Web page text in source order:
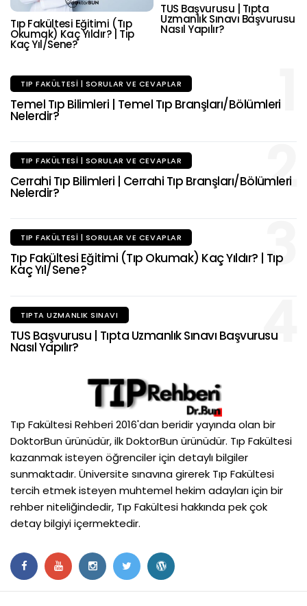
Tıp Fakültesi Eğitimi (Tıp
Okumak) Kaç Yıldır? | Tıp
Kaç Yıl/Sene?
TUS Başvurusu | Tıpta
Uzmanlık Sınavı Başvurusu
Nasıl Yapılır?
1
TIP FAKÜLTESI | SORULAR VE CEVAPLAR
Temel Tıp Bilimleri | Temel Tıp Branşları/Bölümleri
Nelerdir?
2
TIP FAKÜLTESI | SORULAR VE CEVAPLAR
Cerrahi Tıp Bilimleri | Cerrahi Tıp Branşları/Bölümleri
Nelerdir?
3
TIP FAKÜLTESI | SORULAR VE CEVAPLAR
Tıp Fakültesi Eğitimi (Tıp Okumak) Kaç Yıldır? | Tıp
Kaç Yıl/Sene?
4
TIPTA UZMANLIK SINAVI
TUS Başvurusu | Tıpta Uzmanlık Sınavı Başvurusu
Nasıl Yapılır?
Tıp Fakültesi Rehberi 2016'dan beridir yayında olan bir
DoktorBun ürünüdür, ilk DoktorBun ürünüdür. Tıp Fakültesi
kazanmak isteyen öğrenciler için detaylı bilgiler
sunmaktadır. Üniversite sınavına girerek Tıp Fakültesi
tercih etmek isteyen muhtemel hekim adayları için bir
rehber niteliğindedir, Tıp Fakültesi hakkında pek çok
detay bilgiyi içermektedir.